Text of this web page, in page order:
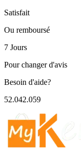
Satisfait
Ou remboursé
7 Jours
Pour changer d'avis
Besoin d'aide?
52.042.059